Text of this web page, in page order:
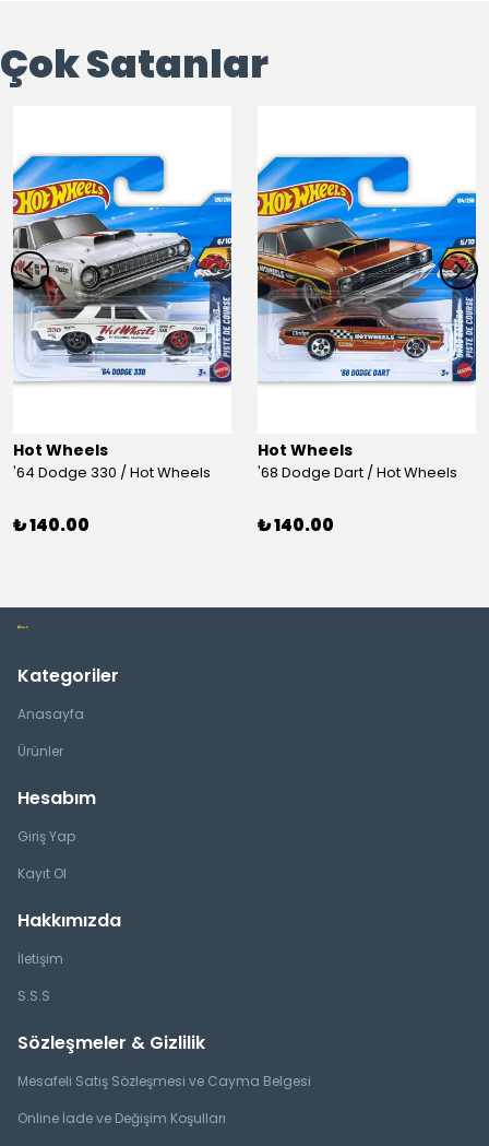
Çok Satanlar
Hot Wheels
'64 Dodge 330 / Hot Wheels
₺ 140.00
Hot Wheels
'68 Dodge Dart / Hot Wheels
₺ 140.00
Kategoriler
Anasayfa
Ürünler
Hesabım
Giriş Yap
Kayıt Ol
Hakkımızda
İletişim
S.S.S
Sözleşmeler & Gizlilik
Mesafeli Satış Sözleşmesi ve Cayma Belgesi
Online İade ve Değişim Koşulları